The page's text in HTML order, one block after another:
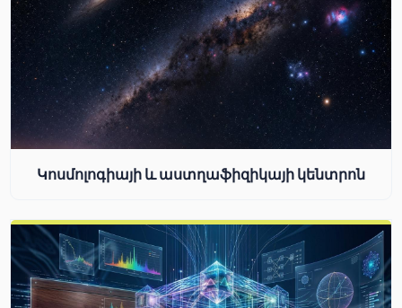
Կոսմոլոգիայի և աստղաֆիզիկայի կենտրոն